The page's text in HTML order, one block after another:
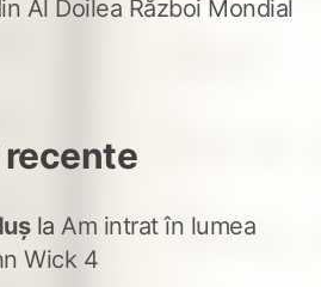
Al Doilea Război Mondial
la Am intrat în lumea
Wick 4